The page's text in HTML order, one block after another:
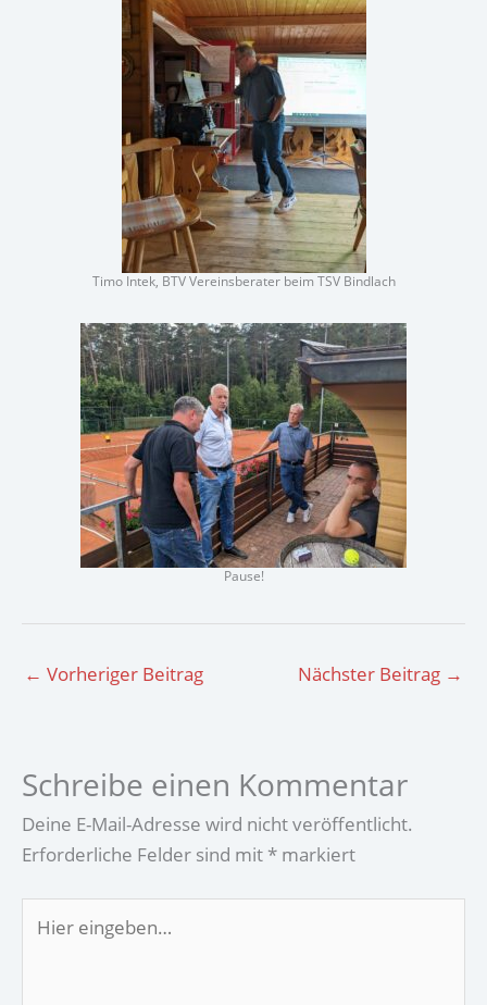
Timo Intek, BTV Vereinsberater beim TSV Bindlach
Pause!
← Vorheriger Beitrag Nächster Beitrag →
Schreibe einen Kommentar
Deine E-Mail-Adresse wird nicht veröffentlicht.
Erforderliche Felder sind mit * markiert
eingeben…